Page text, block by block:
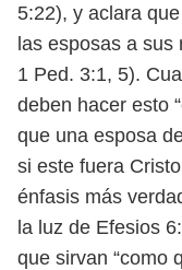
5:22), y aclara
las esposas a sus
1 Ped. 3:1, 5).
deben hacer esto
que una esposa
si este fuera
énfasis más
la luz de Efesios
que sirvan “como